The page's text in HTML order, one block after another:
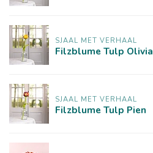
SJAAL MET VERHAAL
Filzblume Tulp Olivia
SJAAL MET VERHAAL
Filzblume Tulp Pien